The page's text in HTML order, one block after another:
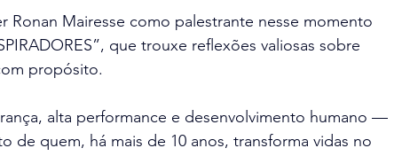
Ronan Mairesse como palestrante nesse momento
que trouxe reflexões valiosas sobre
propósito.
alta performance e desenvolvimento humano —
de quem, há mais de 10 anos, transforma vidas no